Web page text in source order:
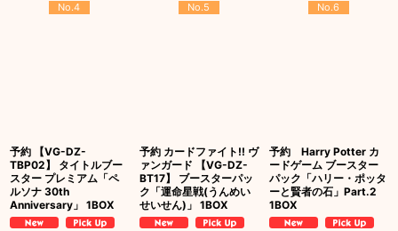
No.4
予約 【VG-DZ-
TBP02】 タイトルブー
スター プレミアム「ペ
ルソナ 30th
Anniversary」 1BOX
No.5
予約 カードファイト!! ヴ
ァンガード 【VG-DZ-
BT17】 ブースターパッ
ク「運命星戦(うんめい
せいせん)」 1BOX
No.6
予約 Harry Potter カ
ードゲーム ブースター
パック「ハリー・ポッタ
ーと賢者の石」Part.2
1BOX